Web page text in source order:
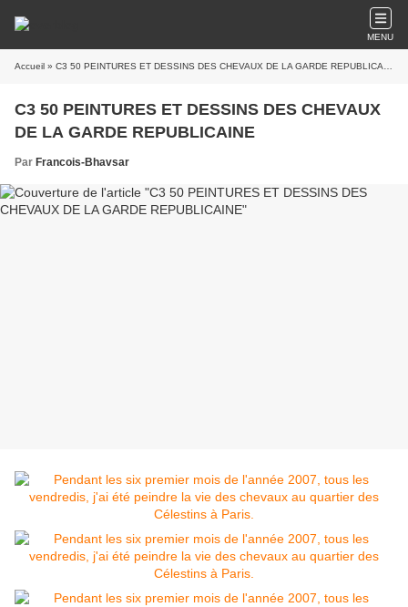
MENU
Accueil » C3 50 PEINTURES ET DESSINS DES CHEVAUX DE LA GARDE REPUBLICAINE
C3 50 PEINTURES ET DESSINS DES CHEVAUX
DE LA GARDE REPUBLICAINE
Par Francois-Bhavsar